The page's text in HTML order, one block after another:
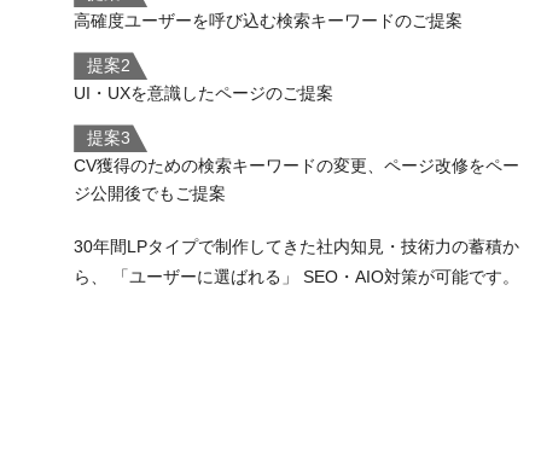
高確度ユーザーを呼び込む検索キーワードのご提案
提案2
UI・UXを意識したページのご提案
提案3
CV獲得のための検索キーワードの変更、ページ改修をペー
ジ公開後でもご提案
30年間LPタイプで制作してきた社内知見・技術力の蓄積か
ら、 「ユーザーに選ばれる」 SEO・AIO対策が可能です。